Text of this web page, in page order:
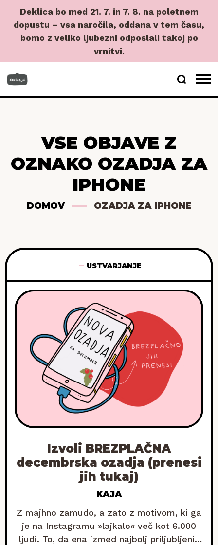
Deklica bo med 21. 7. in 7. 8. na poletnem
dopustu – vsa naročila, oddana v tem času,
bomo z veliko ljubezni odposlali takoj po
vrnitvi.
VSE OBJAVE Z
OZNAKO OZADJA ZA
IPHONE
DOMOV OZADJA ZA IPHONE
USTVARJANJE
Izvoli BREZPLAČNA
decembrska ozadja (prenesi
jih tukaj)
KAJA
Z majhno zamudo, a zato z motivom, ki ga
je na Instagramu »lajkalo« več kot 6.000
ljudi. To, da ena izmed najbolj priljubljenih